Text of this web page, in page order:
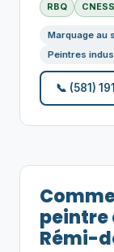
RBQ
Marquage au
Peintres
📞 (581)
peintre
Rémi-